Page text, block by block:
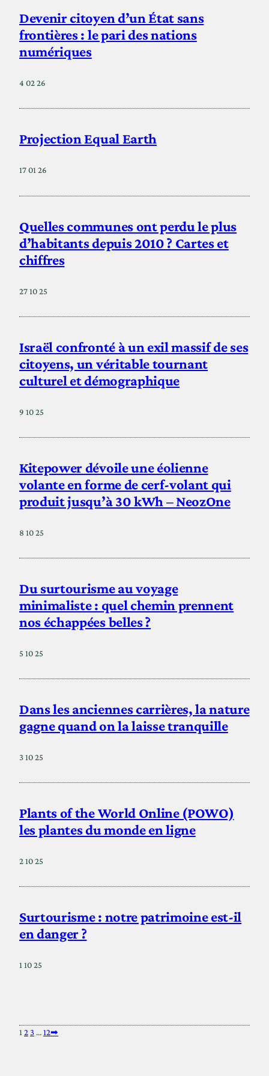
Devenir citoyen d’un État sans
frontières : le pari des nations
numériques
4 02 26
Projection Equal Earth
17 01 26
Quelles communes ont perdu le plus
d’habitants depuis 2010 ? Cartes et
chiffres
27 10 25
Israël confronté à un exil massif de ses
citoyens, un véritable tournant
culturel et démographique
9 10 25
Kitepower dévoile une éolienne
volante en forme de cerf-volant qui
produit jusqu’à 30 kWh – NeozOne
8 10 25
Du surtourisme au voyage
minimaliste : quel chemin prennent
nos échappées belles ?
5 10 25
Dans les anciennes carrières, la nature
gagne quand on la laisse tranquille
3 10 25
Plants of the World Online (POWO)
les plantes du monde en ligne
2 10 25
Surtourisme : notre patrimoine est-il
en danger ?
1 10 25
1 2 3 …12➡